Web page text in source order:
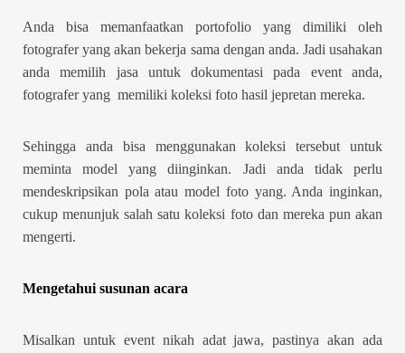
Anda bisa memanfaatkan portofolio yang dimiliki oleh
fotografer yang akan bekerja sama dengan anda. Jadi usahakan
anda memilih jasa untuk dokumentasi pada event anda,
fotografer yang memiliki koleksi foto hasil jepretan mereka.
Sehingga anda bisa menggunakan koleksi tersebut untuk
meminta model yang diinginkan. Jadi anda tidak perlu
mendeskripsikan pola atau model foto yang. Anda inginkan,
cukup menunjuk salah satu koleksi foto dan mereka pun akan
mengerti.
Mengetahui susunan acara
Misalkan untuk event nikah adat jawa, pastinya akan ada